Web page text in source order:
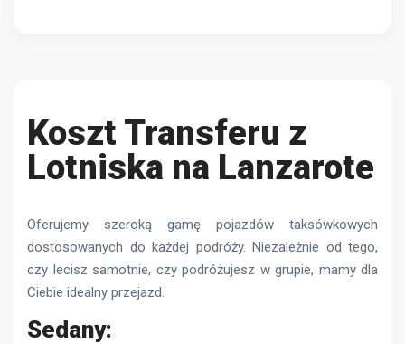
Koszt Transferu z
Lotniska na Lanzarote
Oferujemy szeroką gamę pojazdów taksówkowych
dostosowanych do każdej podróży. Niezależnie od tego,
czy lecisz samotnie, czy podróżujesz w grupie, mamy dla
Ciebie idealny przejazd.
Sedany: